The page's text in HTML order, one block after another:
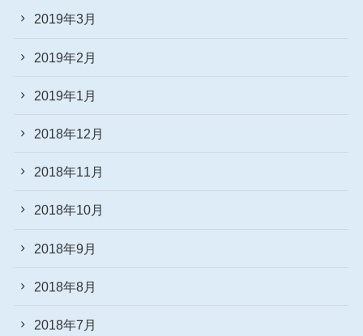
2019年3月
2019年2月
2019年1月
2018年12月
2018年11月
2018年10月
2018年9月
2018年8月
2018年7月